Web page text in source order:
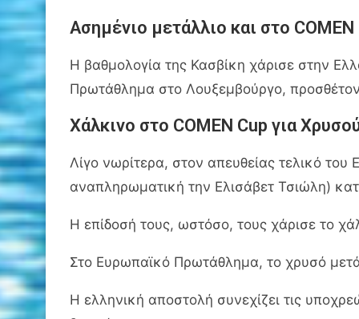
Ασημένιο μετάλλιο και στο COMEN
Η βαθμολογία της Κασβίκη χάρισε στην
Πρωτάθλημα στο Λουξεμβούργο,
Χάλκινο στο COMEN Cup για
Λίγο νωρίτερα, στον απευθείας τελικό
αναπληρωματική την Ελισάβετ Τσιώλη)
Η επίδοσή τους, ωστόσο, τους χάρισε το
Στο Ευρωπαϊκό Πρωτάθλημα, το χρυσό
Η ελληνική αποστολή συνεχίζει τις